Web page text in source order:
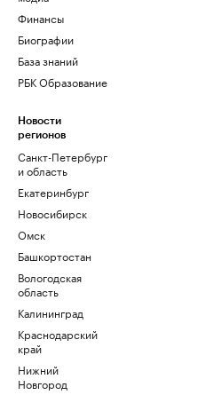
Финансы
Биографии
База знаний
РБК Образование
Новости
регионов
Санкт-Петербург
и область
Екатеринбург
Новосибирск
Омск
Башкортостан
Вологодская
область
Калининград
Краснодарский
край
Нижний
Новгород